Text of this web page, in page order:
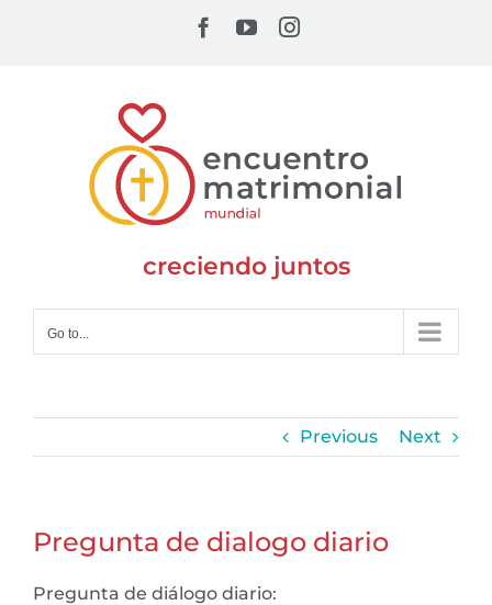
Facebook
YouTubeInstagram
creciendo juntos
Go to...
Previous Next
Pregunta de dialogo diario
Pregunta de diálogo diario: